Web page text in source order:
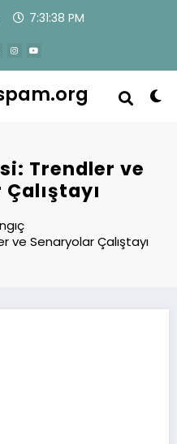
7:31:38 PM
Trendler ve
ve Senaryolar Çalıştayı